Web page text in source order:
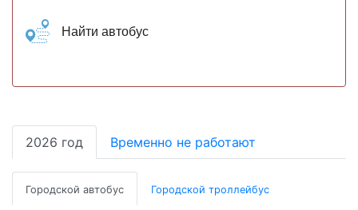
Найти автобус
2026 год Временно не работают
Городской автобус Городской троллейбус